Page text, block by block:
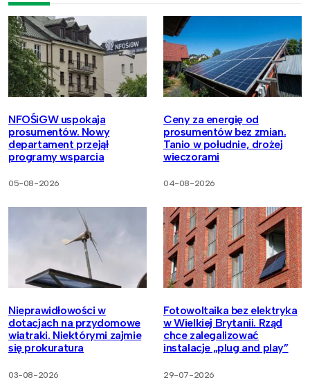
NFOŚiGW uspokaja
prosumentów. Nowy
departament przejął
programy wsparcia
05-08-2026
Ceny za energię od
prosumentów bez zmian.
Tanio w południe, drożej
wieczorami
04-08-2026
Nieprawidłowości w
dotacjach na przydomowe
wiatraki. Niektórymi zajmie
się prokuratura
03-08-2026
Fotowoltaika bez elektryka
w Wielkiej Brytanii. Rząd
chce zalegalizować
instalacje „plug and play”
29-07-2026